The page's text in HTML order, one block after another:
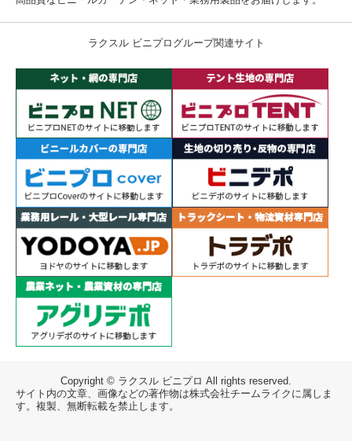
ラクスル ビニプログループ関連サイト
Copyright © ラクスル ビニプロ All rights reserved.
サイト内の文章、画像などの著作物は株式会社チームライクに属しま
す。複製、無断転載を禁止します。